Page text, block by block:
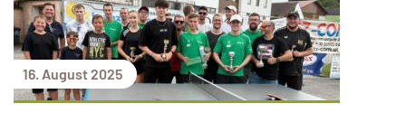
16. August 2025